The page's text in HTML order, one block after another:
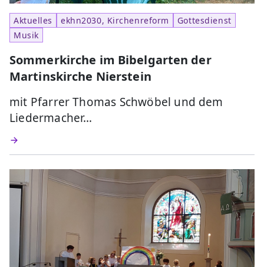
Aktuelles ekhn2030, Kirchenreform
Gottesdienst
Musik
Sommerkirche im Bibelgarten der
Martinskirche Nierstein
mit Pfarrer Thomas Schwöbel und dem
Liedermacher…